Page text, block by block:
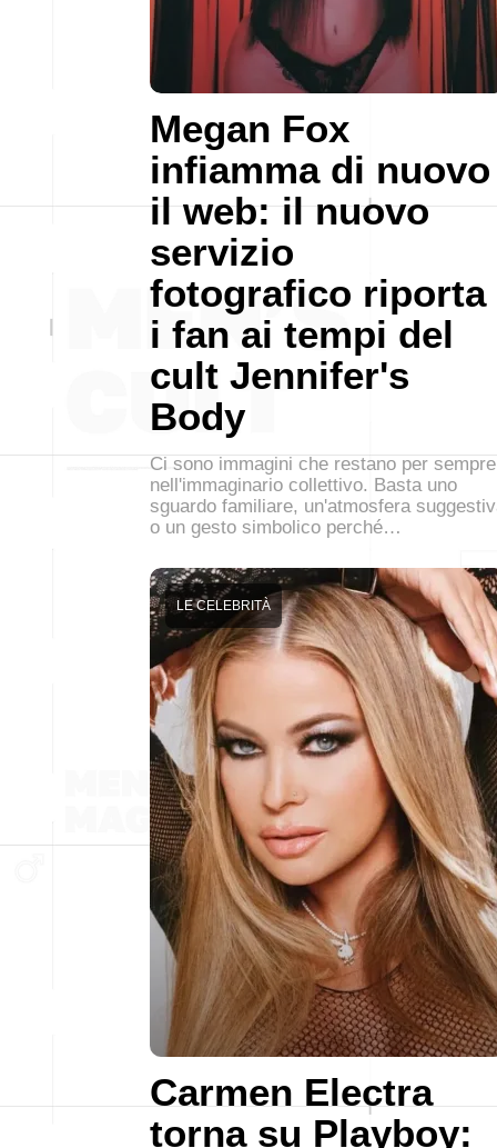
Megan Fox
infiamma di nuovo
il web: il nuovo
servizio
fotografico riporta
i fan ai tempi del
cult Jennifer's
Body
Ci sono immagini che restano per sempre
nell'immaginario collettivo. Basta uno
sguardo familiare, un'atmosfera
o un gesto simbolico perché…
Carmen Electra
torna su Playboy:
LE CELEBRITÀ